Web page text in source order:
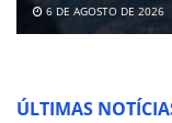
6 DE AGOSTO DE 2026
ÚLTIMAS